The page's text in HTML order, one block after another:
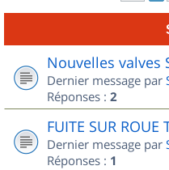
Nouvelles valves
Dernier message par
Réponses : 2
FUITE SUR ROUE
Dernier message par
Réponses : 1